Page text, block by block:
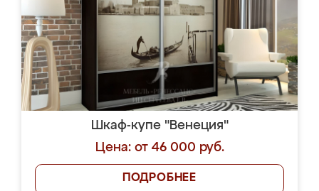
Шкаф-купе "Венеция"
Цена: от 46 000 руб.
ПОДРОБНЕЕ